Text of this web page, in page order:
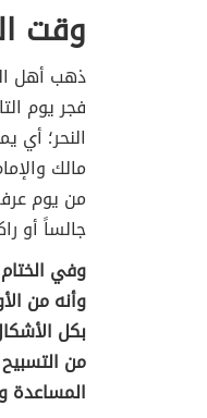
وقت
ذهب أهل
فجر يوم
النحر؛ أي
مالك
من يوم
جالساً أو
وفي
وأنه من
بكل
من
المساعدة